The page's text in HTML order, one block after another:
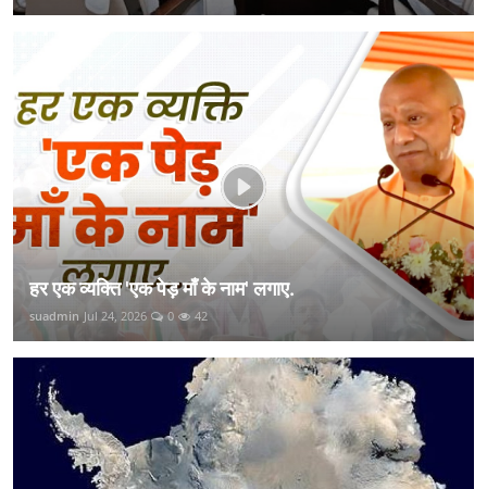
हर एक व्यक्ति 'एक पेड़ माँ के नाम' लगाए.
suadmin Jul 24, 2026 0 42